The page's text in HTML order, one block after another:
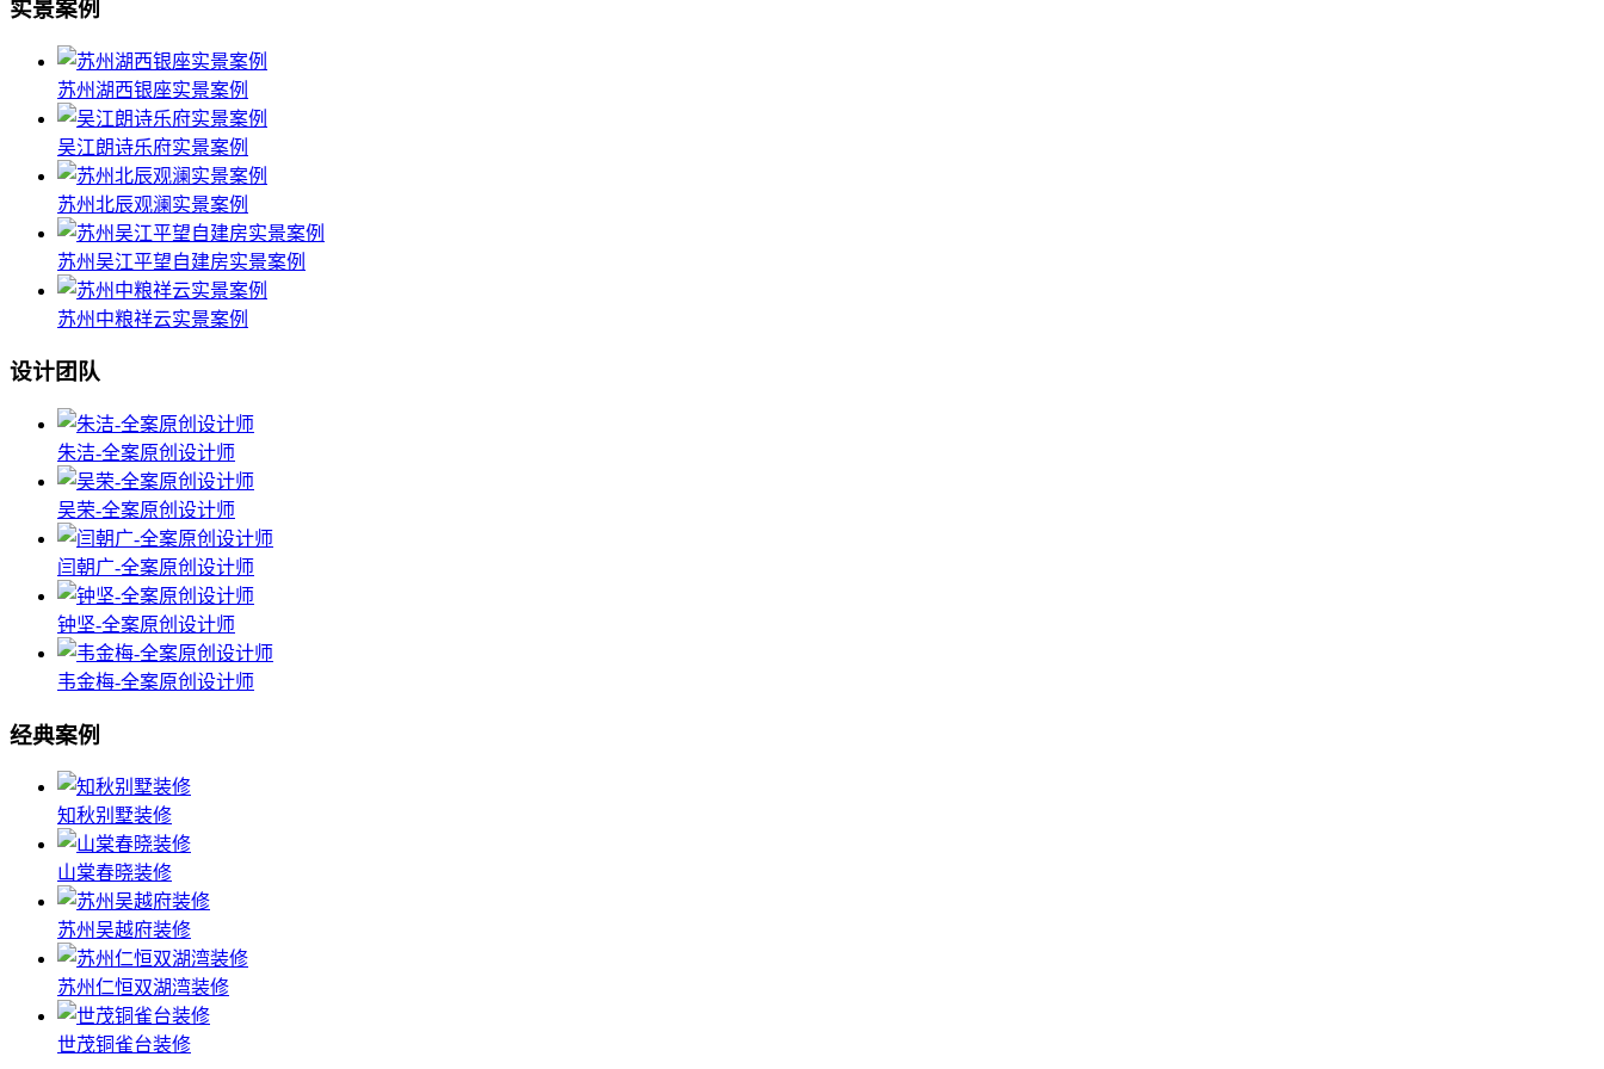
实景案例
苏州湖西银座实景案例
吴江朗诗乐府实景案例
苏州北辰观澜实景案例
苏州吴江平望自建房实景案例
苏州中粮祥云实景案例
设计团队
朱洁-全案原创设计师
吴荣-全案原创设计师
闫朝广-全案原创设计师
钟坚-全案原创设计师
韦金梅-全案原创设计师
经典案例
知秋别墅装修
山棠春晓装修
苏州吴越府装修
苏州仁恒双湖湾装修
世茂铜雀台装修